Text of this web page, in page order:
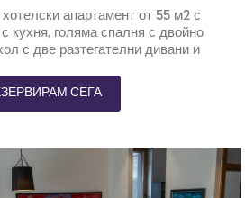
апартамент от 55 м2 с
кухня, голяма спалня с двойно
с две разтегателни дивани и
СЕГА